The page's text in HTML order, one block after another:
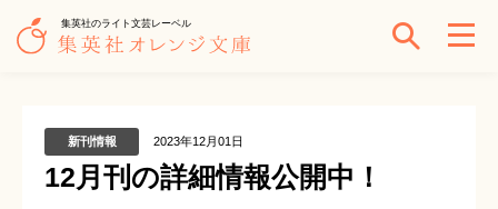
集英社のライト文芸レーベル
新刊情報 2023年12月01日
12月刊の詳細情報公開中！